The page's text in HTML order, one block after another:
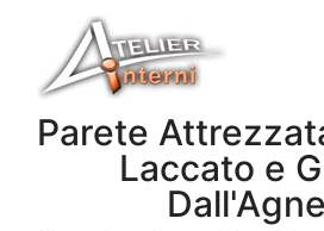
Parete
Laccato e